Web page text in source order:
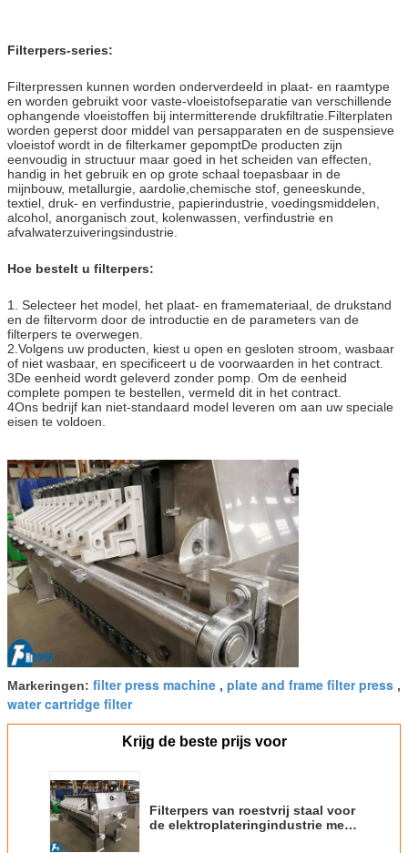
Filterpers-series:
Filterpressen kunnen worden onderverdeeld in plaat- en raamtype
en worden gebruikt voor vaste-vloeistofseparatie van verschillende
ophangende vloeistoffen bij intermitterende drukfiltratie.Filterplaten
worden geperst door middel van persapparaten en de suspensieve
vloeistof wordt in de filterkamer gepomptDe producten zijn
eenvoudig in structuur maar goed in het scheiden van effecten,
handig in het gebruik en op grote schaal toepasbaar in de
mijnbouw, metallurgie, aardolie,chemische stof, geneeskunde,
textiel, druk- en verfindustrie, papierindustrie, voedingsmiddelen,
alcohol, anorganisch zout, kolenwassen, verfindustrie en
afvalwaterzuiveringsindustrie.
Hoe bestelt u filterpers:
1. Selecteer het model, het plaat- en framemateriaal, de drukstand
en de filtervorm door de introductie en de parameters van de
filterpers te overwegen.
2.Volgens uw producten, kiest u open en gesloten stroom, wasbaar
of niet wasbaar, en specificeert u de voorwaarden in het contract.
3De eenheid wordt geleverd zonder pomp. Om de eenheid
complete pompen te bestellen, vermeld dit in het contract.
4Ons bedrijf kan niet-standaard model leveren om aan uw speciale
eisen te voldoen.
Markeringen: filter press machine , plate and frame filter press ,
water cartridge filter
Krijg de beste prijs voor
Filterpers van roestvrij staal voor
de elektroplateringindustrie met